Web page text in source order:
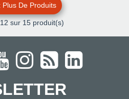
Plus De Produits
sur 15 produit(s)